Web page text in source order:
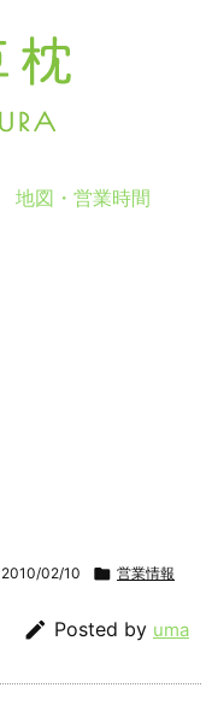
地図・営業時間
2010/02/10  営業情報
 Posted by uma